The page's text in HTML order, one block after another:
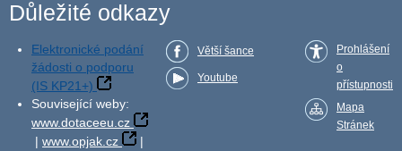
Důležité odkazy
Elektronické podání
žádosti o podporu
(IS KP21+)
Související weby:
www.dotaceeu.cz
| www.opjak.cz
|
Větší šance
Youtube
Prohlášení
o
přístupnosti
Mapa
Stránek